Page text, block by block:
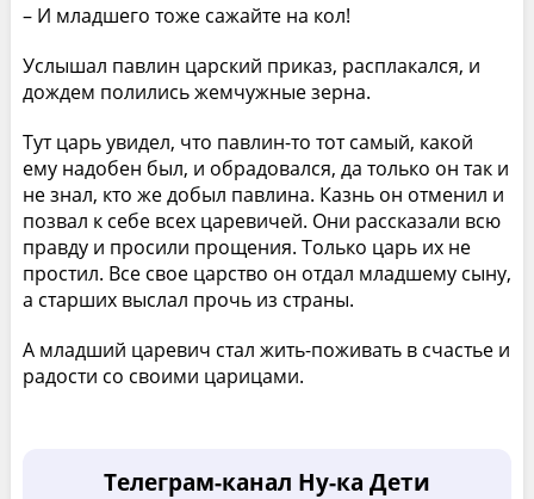
– И младшего тоже сажайте на кол!
Услышал павлин царский приказ, расплакался, и
дождем полились жемчужные зерна.
Тут царь увидел, что павлин-то тот самый, какой
ему надобен был, и обрадовался, да только он так и
не знал, кто же добыл павлина. Казнь он отменил и
позвал к себе всех царевичей. Они рассказали всю
правду и просили прощения. Только царь их не
простил. Все свое царство он отдал младшему сыну,
а старших выслал прочь из страны.
А младший царевич стал жить-поживать в счастье и
радости со своими царицами.
Телеграм-канал Ну-ка Дети